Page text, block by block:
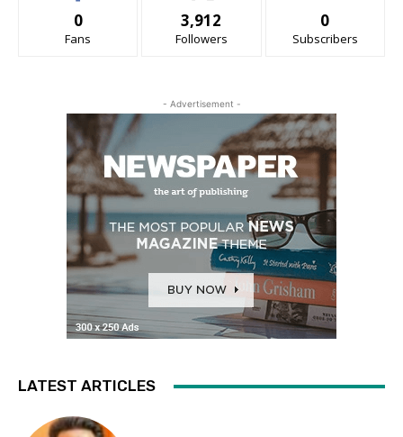
0
Fans
3,912
Followers
0
Subscribers
- Advertisement -
LATEST ARTICLES